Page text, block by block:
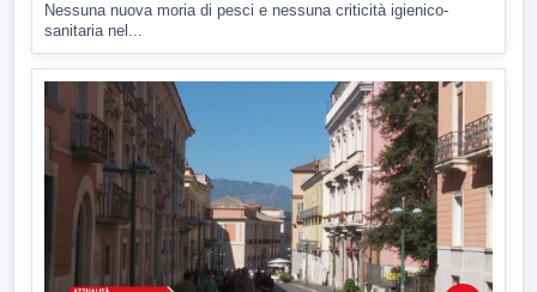
Nessuna nuova moria di pesci e nessuna criticità igienico-
sanitaria nel...